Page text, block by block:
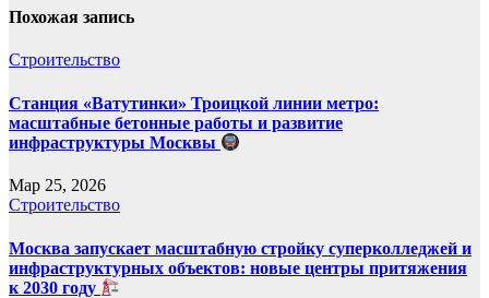
Похожая запись
Строительство
Станция «Ватутинки» Троицкой линии метро:
масштабные бетонные работы и развитие
инфраструктуры Москвы
Мар 25, 2026
Строительство
Москва запускает масштабную стройку суперколледжей и
инфраструктурных объектов: новые центры притяжения
к 2030 году